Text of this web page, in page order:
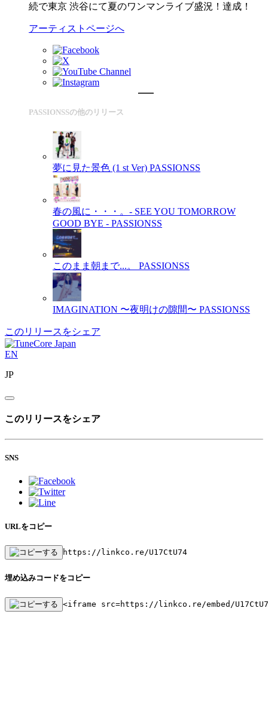
続で東京 渋谷にて夏のワンマンライブ盛況！達成！
アーティストページへ
PASSIONSSの他のリリース
夢に見た景色 (1 st Ver) PASSIONSS
春の風に・・・。- SEE YOU TOMORROW
GOOD BYE - PASSIONSS
このまま朝まで...。 PASSIONSS
IMAGINATION 〜夜明けの隙間〜 PASSIONSS
このリリースをシェア
EN
JP
このリリースをシェア
SNS
URLをコピー
https://linkco.re/U17CtU74
埋め込みコードをコピー
<iframe src=https://linkco.re/embed/